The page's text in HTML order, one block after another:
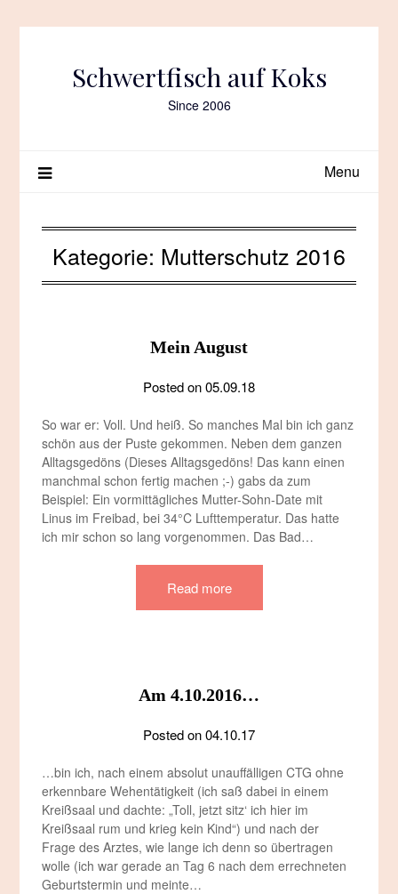
Schwertfisch auf Koks
Since 2006
Menu
Kategorie: Mutterschutz 2016
Mein August
Posted on05.09.18
So war er: Voll. Und heiß. So manches Mal bin ich ganz
schön aus der Puste gekommen. Neben dem ganzen
Alltagsgedöns (Dieses Alltagsgedöns! Das kann einen
manchmal schon fertig machen ;-) gabs da zum
Beispiel: Ein vormittägliches Mutter-Sohn-Date mit
Linus im Freibad, bei 34°C Lufttemperatur. Das hatte
ich mir schon so lang vorgenommen. Das Bad…
Read more
Am 4.10.2016…
Posted on04.10.17
…bin ich, nach einem absolut unauffälligen CTG ohne
erkennbare Wehentätigkeit (ich saß dabei in einem
Kreißsaal und dachte: „Toll, jetzt sitz‘ ich hier im
Kreißsaal rum und krieg kein Kind“) und nach der
Frage des Arztes, wie lange ich denn so übertragen
wolle (ich war gerade an Tag 6 nach dem errechneten
Geburtstermin und meinte…